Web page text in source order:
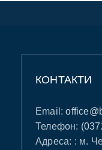
КОНТАКТИ
Email:
Телефон:
Адреса: : м.